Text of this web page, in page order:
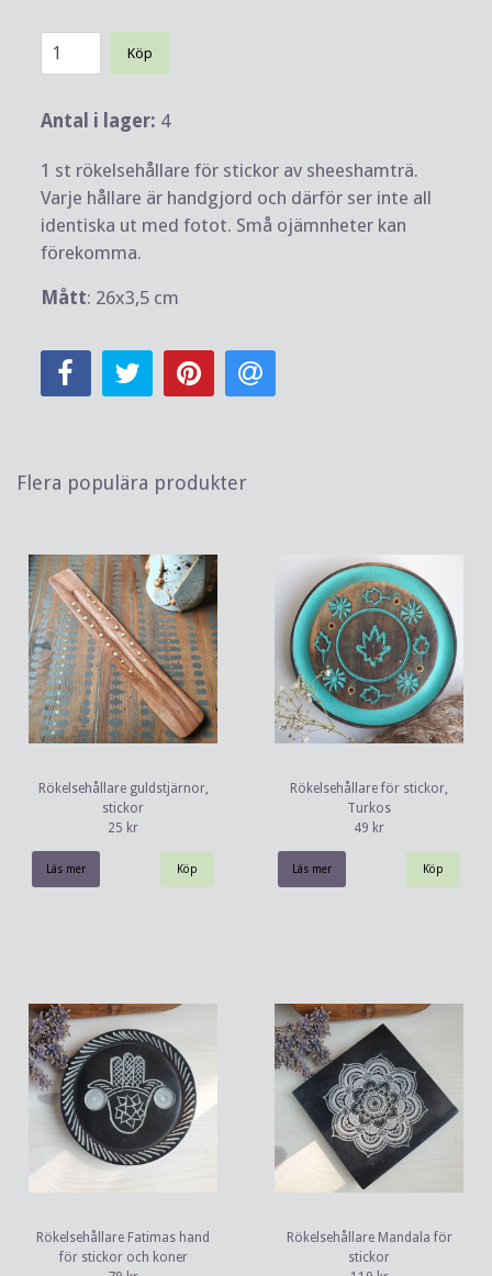
Köp
Antal i lager: 4
1 st rökelsehållare för stickor av sheeshamträ.
Varje hållare är handgjord och därför ser inte all
identiska ut med fotot. Små ojämnheter kan
förekomma.
Mått: 26x3,5 cm
Flera populära produkter
Rökelsehållare guldstjärnor,
stickor
25 kr
Läs mer
Rökelsehållare för stickor,
Turkos
49 kr
Läs mer
Rökelsehållare Fatimas hand
för stickor och koner
Rökelsehållare Mandala för
stickor